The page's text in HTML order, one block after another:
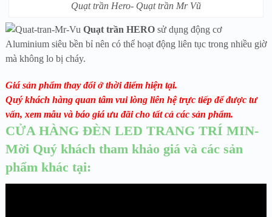
Quạt trần Hero- Quạt trần Mr Vũ
Quạt trần HEROsử dụng động cơ
Aluminium siêu bền bỉ nên có thể hoạt động liên tục trong nhiều giờ
mà không lo bị cháy.
Giá sản phẩm thay đổi ở thời điểm hiện tại.
Quý khách hàng quan tâm vui lòng liên hệ trực tiếp để được tư
vấn, xem mẫu và báo giá ưu đãi cho tất cả các sản phẩm.
CỬA HÀNG ĐÈN LED TRANG TRÍ MIN-
Mời Quý khách tham khảo giá và các sản
phẩm khác tại: